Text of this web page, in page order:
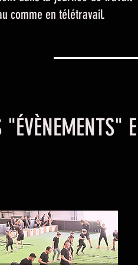
comme en télétravail.
"ÉVÈNEMENTS"